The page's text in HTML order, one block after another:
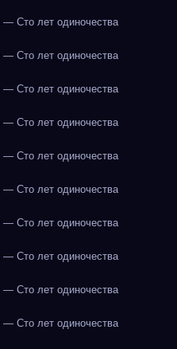
— Сто лет одиночества
— Сто лет одиночества
— Сто лет одиночества
— Сто лет одиночества
— Сто лет одиночества
— Сто лет одиночества
— Сто лет одиночества
— Сто лет одиночества
— Сто лет одиночества
— Сто лет одиночества